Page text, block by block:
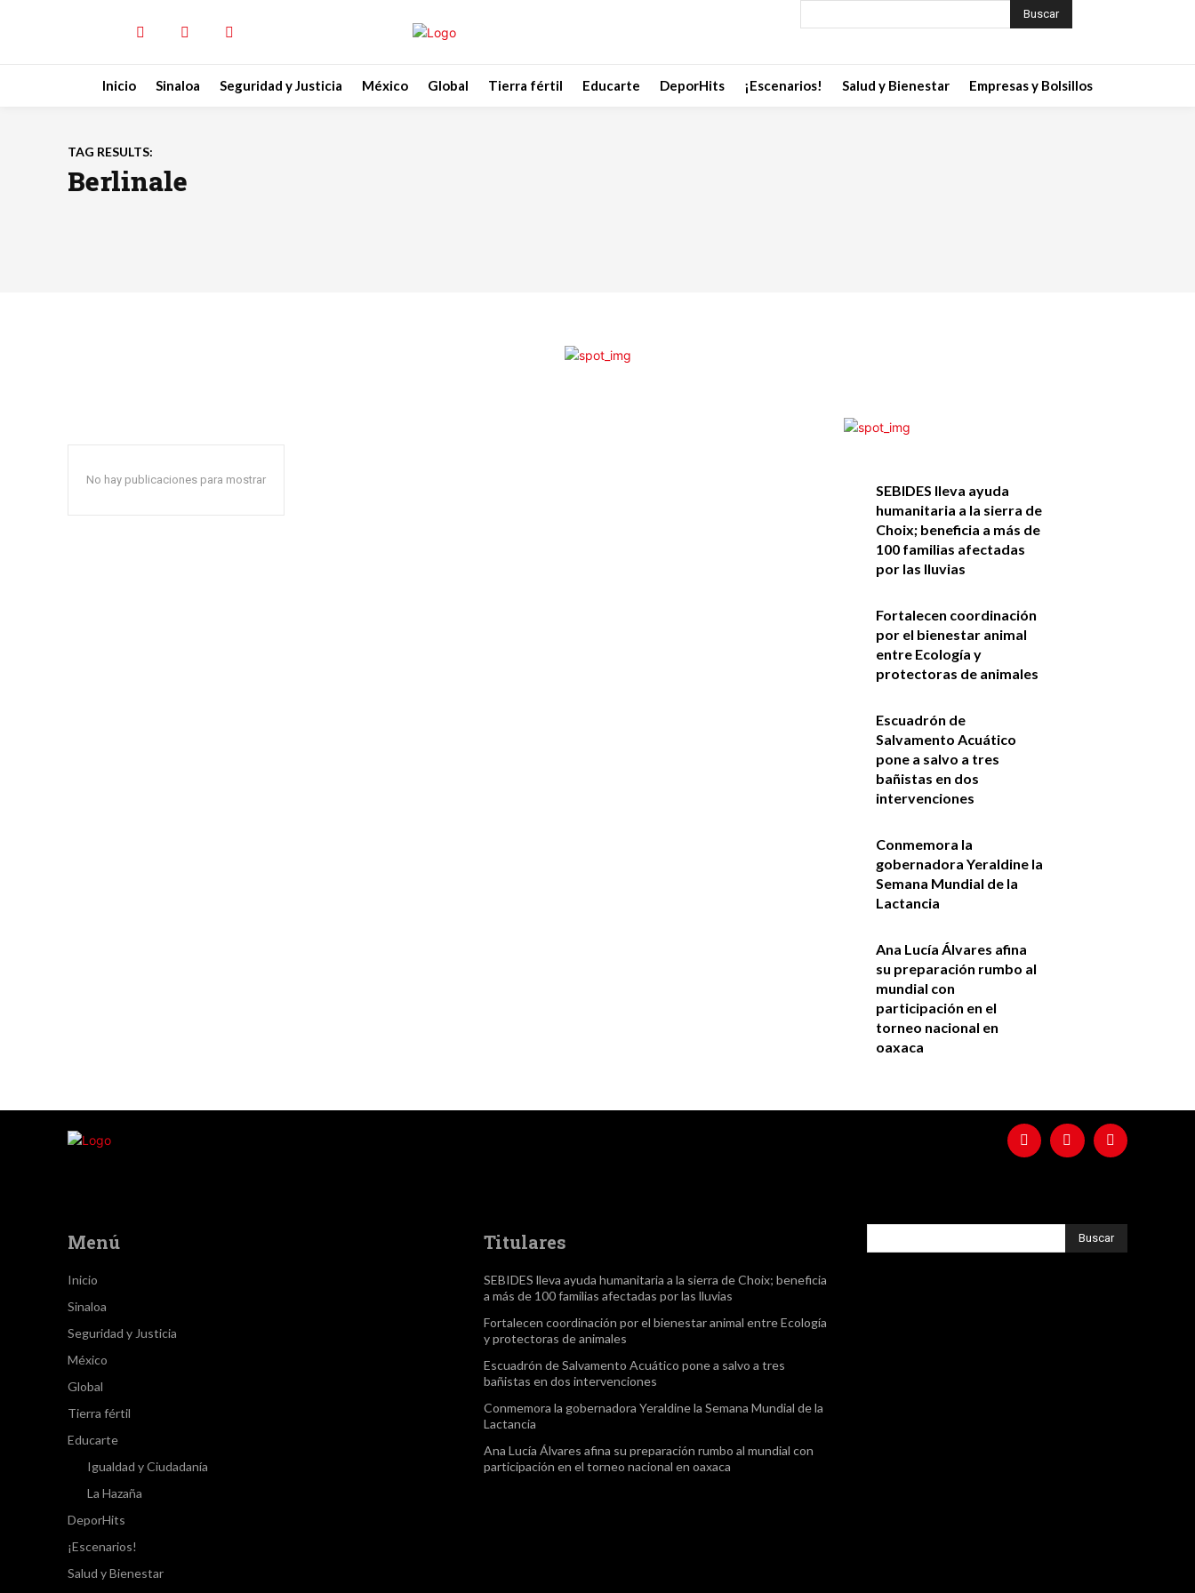
Buscar
Inicio Sinaloa Seguridad y Justicia México Global Tierra fértil Educarte DeporHits ¡Escenarios! Salud y Bienestar Empresas y Bolsillos
TAG RESULTS:
Berlinale
No hay publicaciones para mostrar
SEBIDES lleva ayuda
humanitaria a la sierra de
Choix; beneficia a más de
100 familias afectadas
por las lluvias
Fortalecen coordinación
por el bienestar animal
entre Ecología y
protectoras de animales
Escuadrón de
Salvamento Acuático
pone a salvo a tres
bañistas en dos
intervenciones
Conmemora la
gobernadora Yeraldine la
Semana Mundial de la
Lactancia
Ana Lucía Álvares afina
su preparación rumbo al
mundial con
participación en el
torneo nacional en
oaxaca
Menú
Inicio
Sinaloa
Seguridad y Justicia
México
Global
Tierra fértil
Educarte
Igualdad y Ciudadanía
La Hazaña
DeporHits
¡Escenarios!
Salud y Bienestar
Titulares
SEBIDES lleva ayuda humanitaria a la sierra de Choix; beneficia
a más de 100 familias afectadas por las lluvias
Fortalecen coordinación por el bienestar animal entre Ecología
y protectoras de animales
Escuadrón de Salvamento Acuático pone a salvo a tres
bañistas en dos intervenciones
Conmemora la gobernadora Yeraldine la Semana Mundial de la
Lactancia
Ana Lucía Álvares afina su preparación rumbo al mundial con
participación en el torneo nacional en oaxaca
Buscar